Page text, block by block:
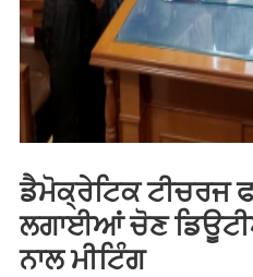
ਡੈਮੋਕ੍ਰੇਟਿਕ ਟੀਚਰਜ
ਲਗਾਈਆਂ ਚੋਣ
ਨਾਲ ਮੀਟਿੰਗ